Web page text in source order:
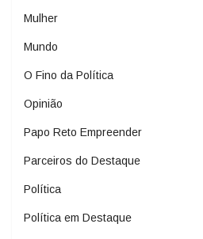
Mulher
Mundo
O Fino da Política
Opinião
Papo Reto Empreender
Parceiros do Destaque
Política
Política em Destaque